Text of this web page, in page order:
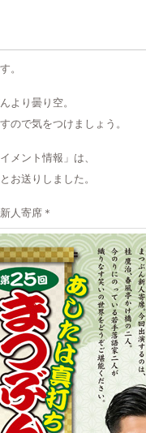
。
より曇り空。
ので気をつけましょう。
メント情報」は、
お送りしました。
人寄席＊